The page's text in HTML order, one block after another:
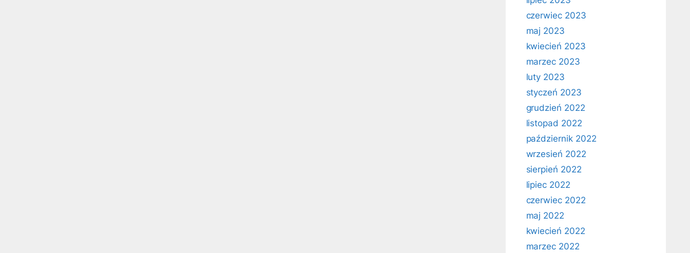
czerwiec 2023
maj 2023
kwiecień 2023
marzec 2023
luty 2023
styczeń 2023
grudzień 2022
listopad 2022
październik 2022
wrzesień 2022
sierpień 2022
lipiec 2022
czerwiec 2022
maj 2022
kwiecień 2022
marzec 2022